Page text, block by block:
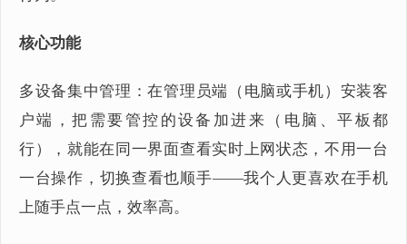
核心功能
多设备集中管理：在管理员端（电脑或手机）安装客
户端，把需要管控的设备加进来（电脑、平板都
行），就能在同一界面查看实时上网状态，不用一台
一台操作，切换查看也顺手——我个人更喜欢在手机
上随手点一点，效率高。